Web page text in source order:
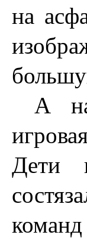
на
А на
Дети